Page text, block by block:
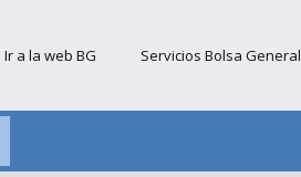
Ir a la web BG Servicios Bolsa General